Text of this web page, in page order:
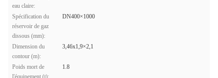
eau claire:
Spécification du
réservoir de gaz
dissous (mm):
DN400×1000
Dimension du
contour (m):
3,46x1,9×2,1
Poids mort de
l'équipement (t):
1.8